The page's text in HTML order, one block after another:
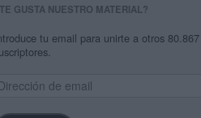
GUSTA NUESTRO MATERIAL?
tu email para unirte a otros 80.867